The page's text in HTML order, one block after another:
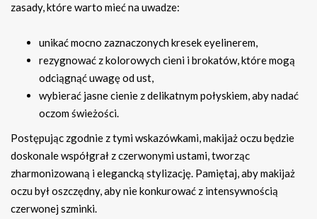
zasady, które warto mieć na uwadze:
unikać mocno zaznaczonych kresek eyelinerem,
rezygnować z kolorowych cieni i brokatów, które mogą
odciągnąć uwagę od ust,
wybierać jasne cienie z delikatnym połyskiem, aby nadać
oczom świeżości.
Postępując zgodnie z tymi wskazówkami, makijaż oczu będzie
doskonale współgrał z czerwonymi ustami, tworząc
zharmonizowaną i elegancką stylizację. Pamiętaj, aby makijaż
oczu był oszczędny, aby nie konkurować z intensywnością
czerwonej szminki.